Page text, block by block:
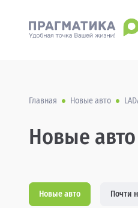
Главная Новые авто
Новые авто
Новые авто Почти